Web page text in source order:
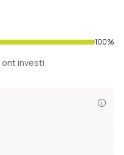
100%
ont investi